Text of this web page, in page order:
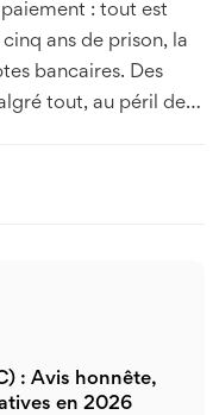
: tout est
ans de prison, la
bancaires. Des
tout, au péril de
: Avis honnête,
en 2026